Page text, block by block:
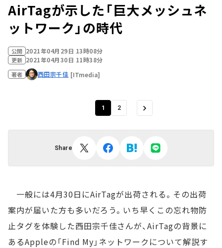
AirTagが示した「巨大メッシュネ
ットワーク」の時代
公開 2021年04月29日 13時08分
更新 2021年04月30日 11時38分
著者 西田宗千佳 [ITmedia]
1 2
Share
一般には4月30日にAirTagが出荷される。その出荷
案内が届いた方も多いだろう。いち早くこの忘れ物防
止タグを体験した西田宗千佳さんが、AirTagの背景に
あるAppleの「Find My」ネットワークについて解説す